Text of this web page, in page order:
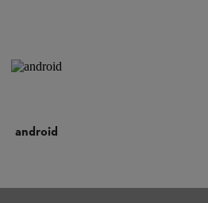
android